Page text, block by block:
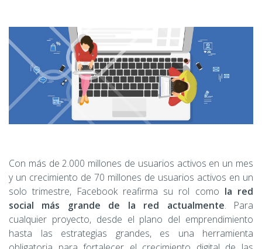
Con más de 2.000 millones de usuarios activos en un mes
y un crecimiento de 70 millones de usuarios activos en un
solo trimestre, Facebook reafirma su rol como la red
social más grande de la red actualmente. Para
cualquier proyecto, desde el plano del emprendimiento
hasta las estrategias grandes, es una herramienta